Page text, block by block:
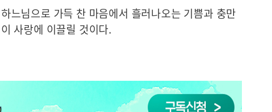
느님으로 가득 찬 마음에서 흘러나오는 기쁨과 충만
사랑에 이끌릴 것이다.